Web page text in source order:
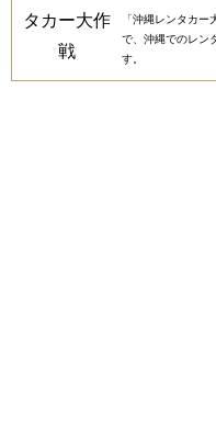
「沖縄レンタカ
で、沖縄でのレン
す。